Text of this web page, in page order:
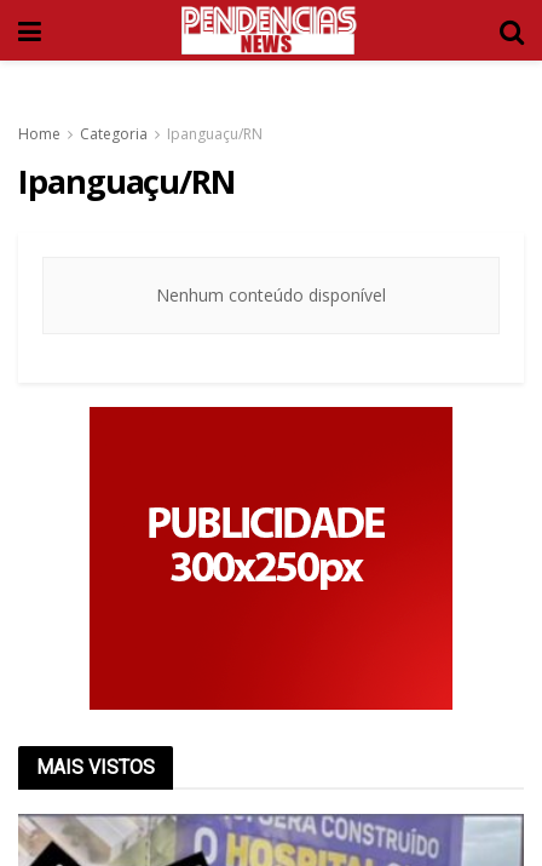
Home Categoria Ipanguaçu/RN
Ipanguaçu/RN
Nenhum conteúdo disponível
MAIS VISTOS